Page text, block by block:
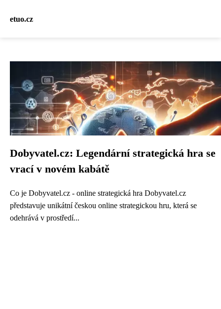
etuo.cz
Dobyvatel.cz: Legendární strategická hra se
vrací v novém kabátě
Co je Dobyvatel.cz - online strategická hra Dobyvatel.cz
představuje unikátní českou online strategickou hru, která se
odehrává v prostředí...